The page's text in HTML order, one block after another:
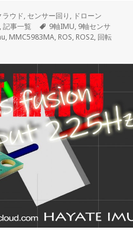
ラウド, センサー回り , ドローン
,記事一覧
タ
グ
9軸IMU, 9軸センサ
, MMC5983MA, ROS, ROS2, 回転